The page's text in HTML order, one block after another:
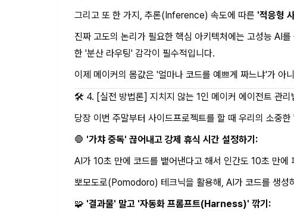
그리고 또 한 가지, 추론(Inference) 속도에 따른 '적응형
진짜 고도의 논리가 필요한 핵심 아키텍처에는 고성능 AI
한 '분산 라우팅' 감각이 필수적입니다.
이제 메이커의 몸값은 '얼마나 코드를 예쁘게 짜느냐'가 아
🛠️ 4. [실전 방법론] 지치지 않는 1인 메이커 에이전트 관리
당장 이번 주말부터 사이드프로젝트를 할 때 우리의 소중
🛑 '가챠 중독' 끊어내고 강제 휴식 시간 설정하기:
AI가 10초 만에 코드를 뱉어낸다고 해서 인간도 10초 만에
뽀모도로(Pomodoro) 테크닉을 활용해, AI가 코드를 생성
🧩 '결과물' 말고 '자동화 프롬프트(Harness)' 깎기: